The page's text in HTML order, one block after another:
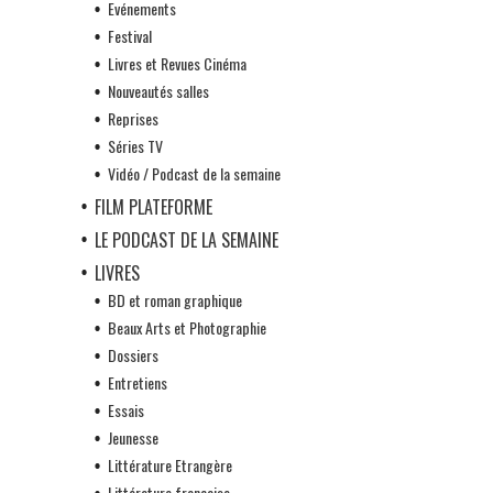
Evénements
Festival
Livres et Revues Cinéma
Nouveautés salles
Reprises
Séries TV
Vidéo / Podcast de la semaine
FILM PLATEFORME
LE PODCAST DE LA SEMAINE
LIVRES
BD et roman graphique
Beaux Arts et Photographie
Dossiers
Entretiens
Essais
Jeunesse
Littérature Etrangère